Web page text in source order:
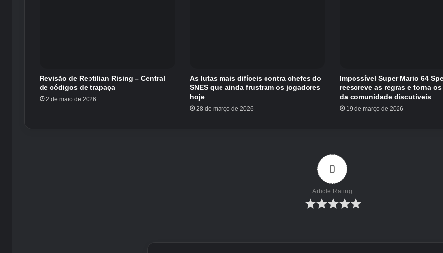
Revisão de Reptilian Rising – Central
de códigos de trapaça
2 de maio de 2026
As lutas mais difíceis contra chefes do
SNES que ainda frustram os jogadores
hoje
28 de março de 2026
Impossível Super Mario 64
reescreve as regras e torna
da comunidade discutíveis
19 de março de 2026
0
Article Rating